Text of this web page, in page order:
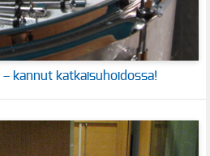
kannut katkaisuhoidossa!